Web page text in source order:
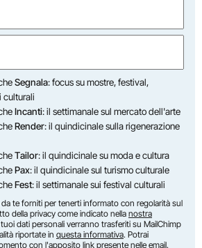
Segnala: focus su mostre, festival,
culturali
Incanti: il settimanale sul mercato dell'arte
Render: il quindicinale sulla rigenerazione
Tailor: il quindicinale su moda e cultura
Pax: il quindicinale sul turismo culturale
Fest: il settimanale sui festival culturali
te forniti per tenerti informato con regolarità sul
della privacy come indicato nella nostra
dati personali verranno trasferiti su MailChimp
riportate in questa informativa. Potrai
con l'apposito link presente nelle email.